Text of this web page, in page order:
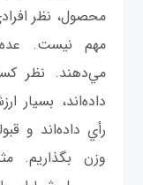
محصول، نظر
مهم نيست.
مي‌دهند. نظر
داده‌اند، بسیار
رأي داده‌اند و
وزن بگذاريم.